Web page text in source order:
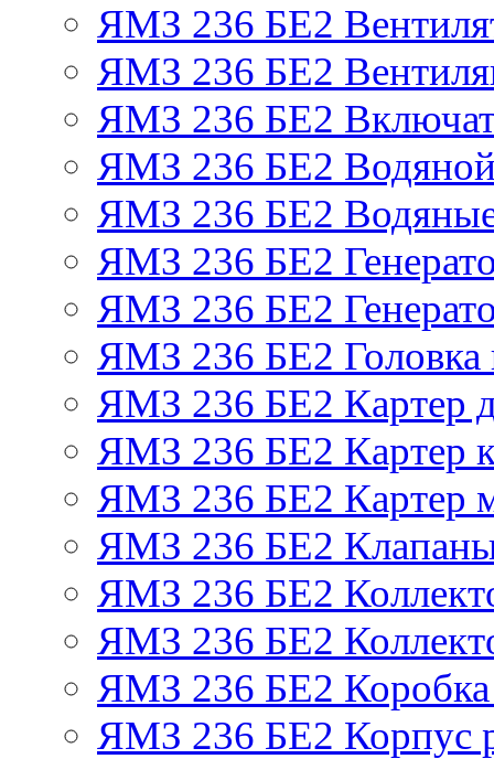
ЯМЗ 236 БЕ2
ЯМЗ 236 БЕ2
ЯМЗ 236 БЕ2
ЯМЗ 236 БЕ2 Водяной
ЯМЗ 236 БЕ2
ЯМЗ 236 БЕ2
ЯМЗ 236 БЕ2
ЯМЗ 236 БЕ2 Головка
ЯМЗ 236 БЕ2 Картер
ЯМЗ 236 БЕ2 Картер
ЯМЗ 236 БЕ2 Картер
ЯМЗ 236 БЕ2 Клапаны
ЯМЗ 236 БЕ2
ЯМЗ 236 БЕ2
ЯМЗ 236 БЕ2 Коробка
ЯМЗ 236 БЕ2 Корпус